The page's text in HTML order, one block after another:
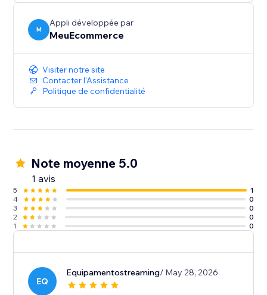
M
Appli développée par
MeuEcommerce
Visiter notre site
Contacter l'Assistance
Politique de confidentialité
Note moyenne 5.0
1 avis
5
1
4
0
3
0
2
0
1
0
EQ
Equipamentostreaming/ May 28, 2026